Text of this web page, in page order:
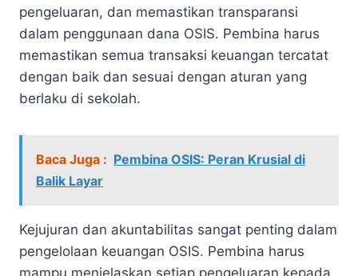
pengeluaran, dan memastikan transparansi
dalam penggunaan dana OSIS. Pembina harus
memastikan semua transaksi keuangan tercatat
dengan baik dan sesuai dengan aturan yang
berlaku di sekolah.
Baca Juga : Pembina OSIS: Peran Krusial di
Balik Layar
Kejujuran dan akuntabilitas sangat penting dalam
pengelolaan keuangan OSIS. Pembina harus
mampu menjelaskan setiap pengeluaran kepada